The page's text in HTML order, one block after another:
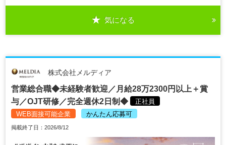
気になる
株式会社メルディア
営業総合職◆未経験者歓迎／月給28万2300円以上＋賞
与／OJT研修／完全週休2日制◆
正社員
WEB面接可能企業
かんたん応募可
掲載終了日：2026/8/12